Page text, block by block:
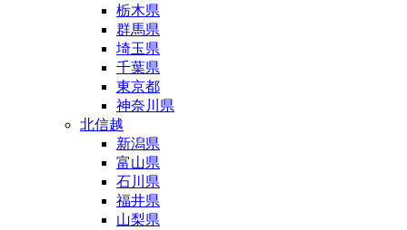
栃木県
群馬県
埼玉県
千葉県
東京都
神奈川県
北信越
新潟県
富山県
石川県
福井県
山梨県